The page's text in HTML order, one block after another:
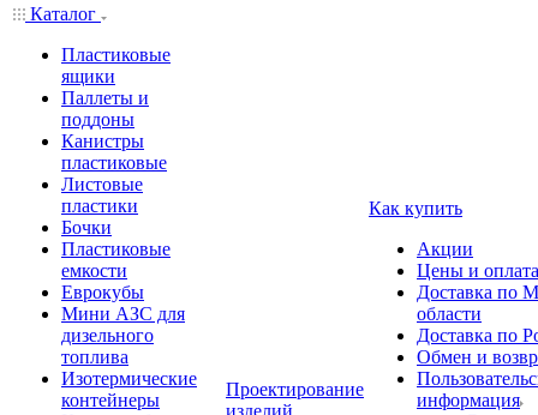
Каталог
Пластиковые
ящики
Паллеты и
поддоны
Канистры
пластиковые
Листовые
пластики
Бочки
Пластиковые
емкости
Еврокубы
Мини АЗС для
дизельного
топлива
Изотермические
контейнеры
Проектирование
изделий
Как купить
Акции
Цены и оплата
Доставка по
области
Доставка по
Обмен и
информация